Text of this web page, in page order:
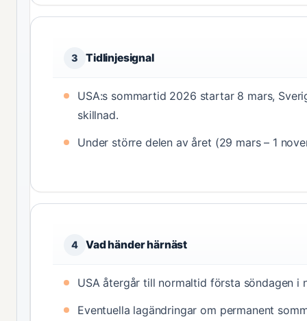
3 Tidlinjesignal
USA:s sommartid 2026 startar 8 mars,
skillnad.
Under större delen av året (29 mars – 1
4 Vad händer härnäst
USA återgår till normaltid första söndagen i
Eventuella lagändringar om permanent